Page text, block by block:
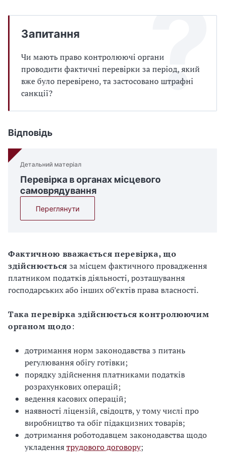
Запитання
Чи мають право контролюючі органи
проводити фактичні перевірки за період, який
вже було перевірено, та застосовано штрафні
санкції?
Відповідь
Детальний матеріал
Перевірка в органах місцевого
самоврядування
Переглянути
Фактичною вважається перевірка, що
здійснюється за місцем фактичного провадження
платником податків діяльності, розташування
господарських або інших об’єктів права власності.
Така перевірка здійснюється контролюючим
органом щодо:
дотримання норм законодавства з питань
регулювання обігу готівки;
порядку здійснення платниками податків
розрахункових операцій;
ведення касових операцій;
наявності ліцензій, свідоцтв, у тому числі про
виробництво та обіг підакцизних товарів;
дотримання роботодавцем законодавства щодо
укладеннятрудового договору;